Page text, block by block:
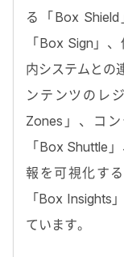
る「Box
「Box Sign」
内システムとの
ンテンツのレ
Zones」、コ
「Box Shuttle
報を可視化す
「Box Insights
ています。